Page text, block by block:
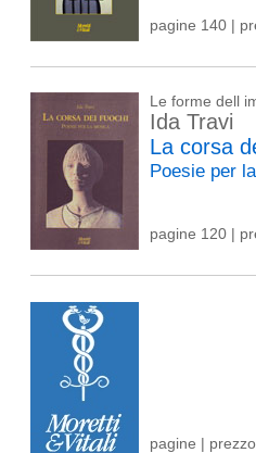
pagine 140 |
Le forme dell
Ida Travi
La corsa
Poesie per
pagine 120 |
pagine |